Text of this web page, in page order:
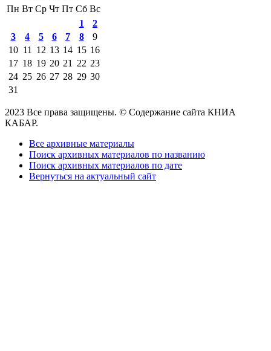
Пн Вт Ср Чт Пт Сб Вс
1
2
3
4 5 6 7 8
9
10 11 12 13 14 15 16
17 18 19 20 21 22 23
24 25 26 27 28 29 30
31
2023 Все права защищены. © Содержание сайта КНИА
КАБАР.
Все архивные материалы
Поиск архивных материалов по названию
Поиск архивных материалов по дате
Вернуться на актуальный сайт